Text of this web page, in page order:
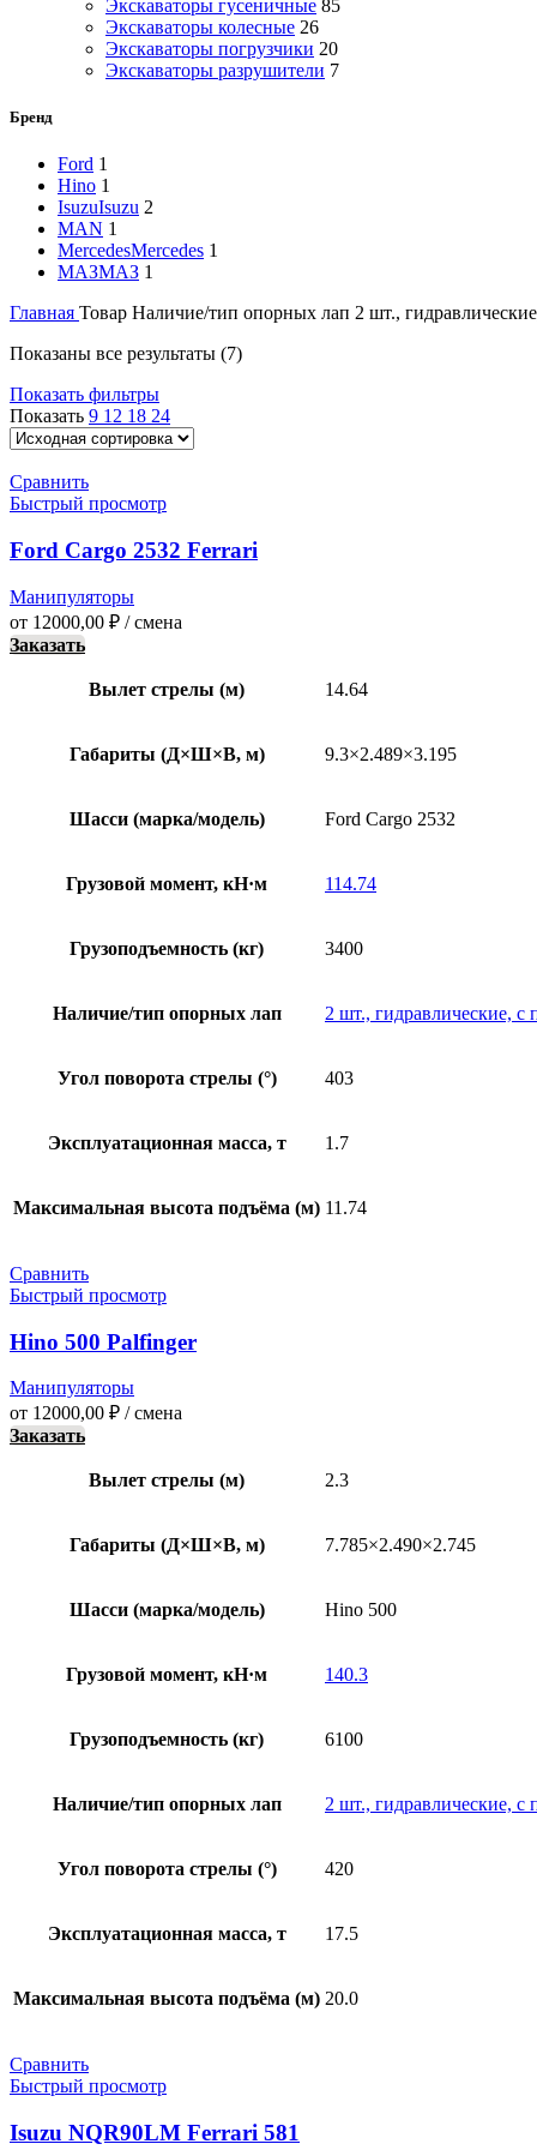
Экскаваторы гусеничные 85
Экскаваторы колесные 26
Экскаваторы погрузчики 20
Экскаваторы разрушители 7
Бренд
Ford 1
Hino 1
IsuzuIsuzu 2
MAN 1
MercedesMercedes 1
МАЗМАЗ 1
Главная Товар Наличие/тип опорных лап 2 шт.,
Показаны все результаты (7)
Показать фильтры
Показать 9 12 18 24
Сравнить
Быстрый просмотр
Ford Cargo 2532 Ferrari
Манипуляторы
от 12000,00 ₽ / смена
Заказать
Вылет стрелы (м) 14.64
Габариты (Д×Ш×В, м) 9.3×2.489×3.195
Шасси (марка/модель) Ford Cargo 2532
Грузовой момент, кН·м 114.74
Грузоподъемность (кг) 3400
Наличие/тип опорных лап 2 шт., гидравлические, с
Угол поворота стрелы (°) 403
Эксплуатационная масса, т 1.7
Максимальная высота подъёма (м) 11.74
Сравнить
Быстрый просмотр
Hino 500 Palfinger
Манипуляторы
от 12000,00 ₽ / смена
Заказать
Вылет стрелы (м) 2.3
Габариты (Д×Ш×В, м) 7.785×2.490×2.745
Шасси (марка/модель) Hino 500
Грузовой момент, кН·м 140.3
Грузоподъемность (кг) 6100
Наличие/тип опорных лап 2 шт., гидравлические, с
Угол поворота стрелы (°) 420
Эксплуатационная масса, т 17.5
Максимальная высота подъёма (м) 20.0
Сравнить
Быстрый просмотр
Isuzu NQR90LM Ferrari 581